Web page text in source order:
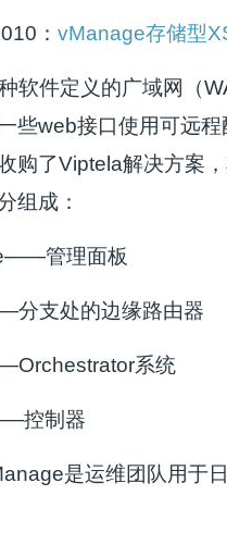
：vManage存储型
软件定义的广域网（
些web接口使用可远程
购了Viptela解决方案
组成：
管理面板
支处的边缘路由器
系统
控制器
是运维团队用于